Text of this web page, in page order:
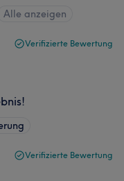
Alle anzeigen
Verifizierte Bewertung
Verifizierte Bewertung